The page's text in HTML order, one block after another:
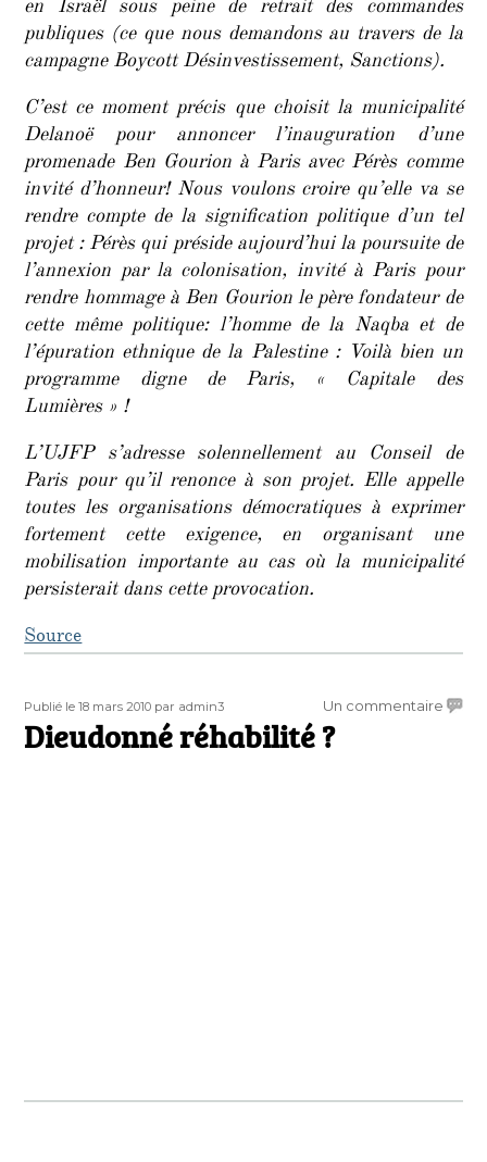
en Israël sous peine de retrait des commandes
publiques (ce que nous demandons au travers de la
campagne Boycott Désinvestissement, Sanctions).
C’est ce moment précis que choisit la municipalité
Delanoë pour annoncer l’inauguration d’une
promenade Ben Gourion à Paris avec Pérès comme
invité d’honneur! Nous voulons croire qu’elle va se
rendre compte de la signification politique d’un tel
projet : Pérès qui préside aujourd’hui la poursuite de
l’annexion par la colonisation, invité à Paris pour
rendre hommage à Ben Gourion le père fondateur de
cette même politique: l’homme de la Naqba et de
l’épuration ethnique de la Palestine : Voilà bien un
programme digne de Paris, « Capitale des
Lumières » !
L’UJFP s’adresse solennellement au Conseil de
Paris pour qu’il renonce à son projet. Elle appelle
toutes les organisations démocratiques à exprimer
fortement cette exigence, en organisant une
mobilisation importante au cas où la municipalité
persisterait dans cette provocation.
Source
Publié
le
Publié le 18 mars 2010 Auteur
par admin3 Un commentairesur
Dieudonné réhabilité ?